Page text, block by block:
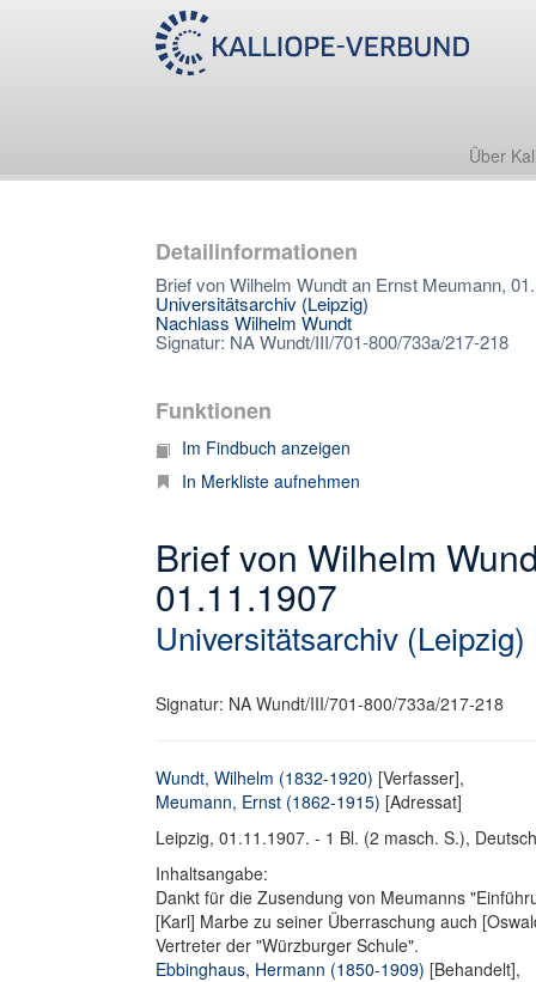
Über
Detailinformationen
Brief von Wilhelm Wundt an Ernst Meumann,
Universitätsarchiv (Leipzig)
Nachlass Wilhelm Wundt
Signatur: NA Wundt/III/701-800/733a/217-218
Funktionen
Im Findbuch anzeigen
In Merkliste aufnehmen
Brief von Wilhelm
01.11.1907
Universitätsarchiv (Leipzig)
Signatur: NA Wundt/III/701-800/733a/217-218
Wundt, Wilhelm (1832-1920) [Verfasser],
Meumann, Ernst (1862-1915) [Adressat]
Leipzig, 01.11.1907. - 1 Bl. (2 masch. S.),
Inhaltsangabe:
Dankt für die Zusendung von Meumanns
[Karl] Marbe zu seiner Überraschung auch
Vertreter der "Würzburger Schule".
Ebbinghaus, Hermann (1850-1909) [Behandelt],